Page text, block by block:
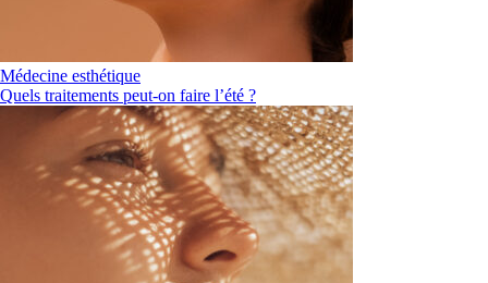
Médecine esthétique
Quels traitements peut-on faire l’été ?